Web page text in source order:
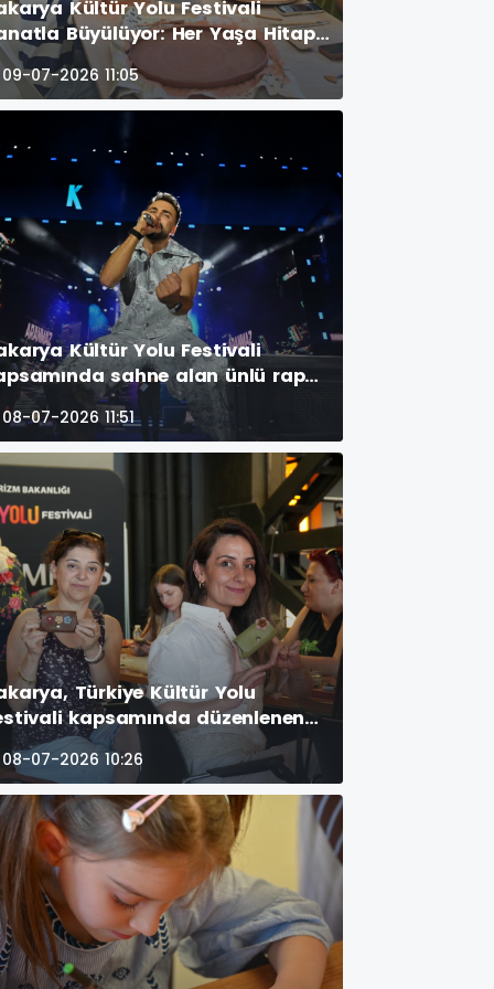
Kültür Yolu Festivali
Büyülüyor: Her Yaşa Hitap
Etkinlikler Yoğun İlgi Görüyor
09-07-2026 11:05
Kültür Yolu Festivali
sahne alan ünlü rap
Sefo, Millet Bahçesi’ni
tıklım dolduran binlerce
müzik dolu bir gece
(İŞTE GECEYE DAMGA VURAN
KARELERİ )
08-07-2026 11:51
Türkiye Kültür Yolu
kapsamında düzenlenen
renkli etkinliklerle
kalbi olmaya devam
(GÜNÜN ÖNE ÇIKAN
KARELERİ )
08-07-2026 10:26